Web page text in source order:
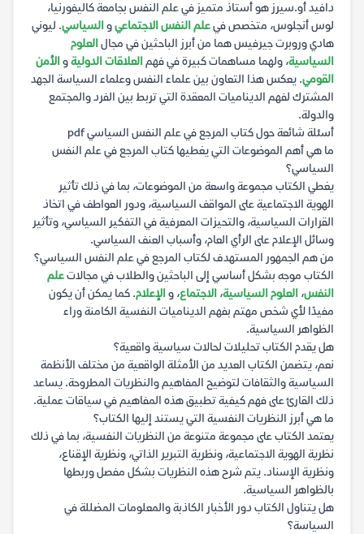
دافيد أو.سيرز هو أستاذ متميز في علم النفس بجامعة كاليفورنيا،
لوس أنجلوس، متخصص فيعلم النفس الاجتماعيوالسياسي. ليوني
هادي وروبرت جيرفيس هما من أبرز الباحثين في مجالالعلوم
السياسية، ولهما مساهمات كبيرة في فهمالعلاقات الدوليةوالأمن
القومي. يعكس هذا التعاون بين علماء النفس وعلماء السياسة الجهد
المشترك لفهم الديناميات المعقدة التي تربط بين الفرد والمجتمع
والدولة.
أسئلة شائعة حول كتاب المرجع في علم النفس السياسي pdf
ما هي أهم الموضوعات التي يغطيها كتاب المرجع في علم النفس
السياسي؟
يغطي الكتاب مجموعة واسعة من الموضوعات، بما في ذلك تأثير
الهوية الاجتماعية على المواقف السياسية، ودور العواطف في اتخاذ
القرارات السياسية، والتحيزات المعرفية في التفكير السياسي، وتأثير
وسائل الإعلام على الرأي العام، وأسباب العنف السياسي.
من هم الجمهور المستهدف لكتاب المرجع في علم النفس السياسي؟
الكتاب موجه بشكل أساسي إلى الباحثين والطلاب في مجالاتعلم
النفس، العلوم السياسية، الاجتماع، والإعلام. كما يمكن أن يكون
مفيدًا لأي شخص مهتم بفهم الديناميات النفسية الكامنة وراء
الظواهر السياسية.
هل يقدم الكتاب تحليلات لحالات سياسية واقعية؟
نعم، يتضمن الكتاب العديد من الأمثلة الواقعية من مختلف الأنظمة
السياسية والثقافات لتوضيح المفاهيم والنظريات المطروحة. يساعد
ذلك القارئ على فهم كيفية تطبيق هذه المفاهيم في سياقات عملية.
ما هي أبرز النظريات النفسية التي يستند إليها الكتاب؟
يعتمد الكتاب على مجموعة متنوعة من النظريات النفسية، بما في ذلك
نظرية الهوية الاجتماعية، ونظرية التبرير الذاتي، ونظرية الإقناع،
ونظرية الإسناد. يتم شرح هذه النظريات بشكل مفصل وربطها
بالظواهر السياسية.
هل يتناول الكتاب دور الأخبار الكاذبة والمعلومات المضللة في
السياسة؟